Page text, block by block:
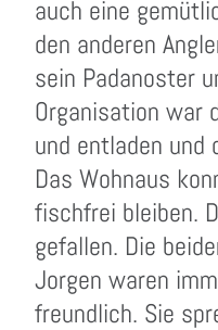
auch eine
den anderen
sein Padanoster
Organisation war
und entladen und
Das Wohnaus
fischfrei bleiben.
gefallen. Die
Jorgen waren
freundlich. Sie